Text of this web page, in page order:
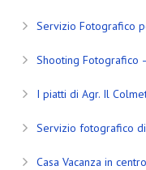
Servizio Fotografico
Shooting Fotografico
I piatti di Agr. Il
Servizio fotografico
Casa Vacanza in